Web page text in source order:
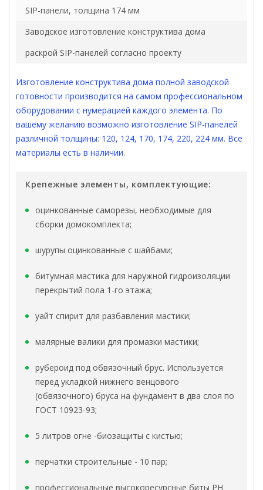
SIP-панели, толщина 174 мм
Заводское изготовление конструктива дома
раскрой SIP-панелей согласно проекту
Изготовление конструктива дома полной заводской
готовности производится на самом профессиональном
оборудовании с нумерацией каждого элемента. По
вашему желанию возможно изготовление SIP-панелей
различной толщины: 120, 124, 170, 174, 220, 224 мм. Все
материалы есть в наличии.
Крепежные элементы, комплектующие:
оцинкованные саморезы, необходимые для
сборки домокомплекта;
шурупы оцинкованные с шайбами;
битумная мастика для наружной гидроизоляции
перекрытий пола 1-го этажа;
уайт спирит для разбавления мастики;
малярные валики для промазки мастики;
рубероид под обвязочный брус. Используется
перед укладкой нижнего венцового
(обвязочного) бруса на фундамент в два слоя по
ГОСТ 10923-93;
5 литров огне -биозащиты с кистью;
перчатки строительные - 10 пар;
профессиональные высокоресурсные биты РН